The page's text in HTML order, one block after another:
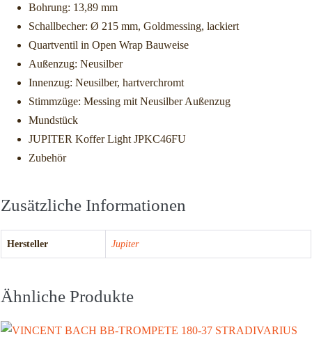
Bohrung: 13,89 mm
Schallbecher: Ø 215 mm, Goldmessing, lackiert
Quartventil in Open Wrap Bauweise
Außenzug: Neusilber
Innenzug: Neusilber, hartverchromt
Stimmzüge: Messing mit Neusilber Außenzug
Mundstück
JUPITER Koffer Light JPKC46FU
Zubehör
Zusätzliche Informationen
Hersteller Jupiter
Ähnliche Produkte